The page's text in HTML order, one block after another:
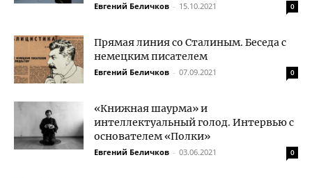
Евгений Беличков - 15.10.2021 0
Прямая линия со Сталиным. Беседа с
немецким писателем
Евгений Беличков - 07.09.2021 0
«Книжная шаурма» и
интеллектуальный голод. Интервью с
основателем «Полки»
Евгений Беличков - 03.06.2021 0